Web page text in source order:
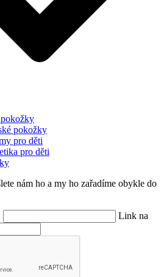
pokožky
pro děti
pro děti
nám ho a my ho zařadíme obykle do
Link na